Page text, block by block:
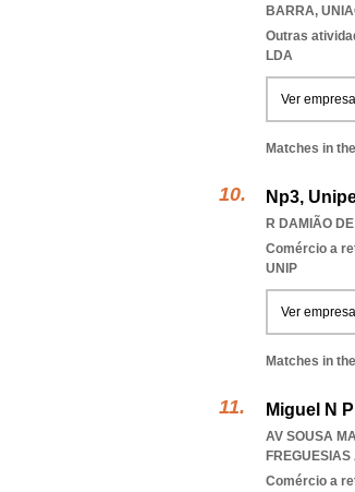
BARRA,
Outras
LDA
Ver empresa
Matches in
Np3,
R DAMIÃO
Comércio a
UNIP
Ver empresa
Matches in
Miguel N
AV SOUSA
Comércio a